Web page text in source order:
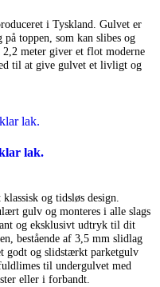
i Tyskland. Gulvet er
toppen, som kan slibes og
2,2 meter giver et flot moderne
til at give gulvet et livligt og
lak.
og tidsløs design.
gulv og monteres i alle slags
og eksklusivt udtryk til dit
bestående af 3,5 mm slidlag
godt og slidstærkt parketgulv
til undergulvet med
eller i forbandt.